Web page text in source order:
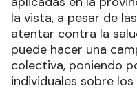
la vista, a pesar de
atentar contra la
puede hacer una
colectiva, poniendo
individuales sobre